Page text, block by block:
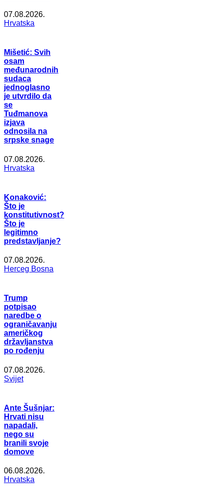
07.08.2026.
Hrvatska
Mišetić: Svih
osam
međunarodnih
sudaca
jednoglasno
je utvrdilo da
se
Tuđmanova
izjava
odnosila na
srpske snage
07.08.2026.
Hrvatska
Konaković:
Što je
konstitutivnost?
Što je
legitimno
predstavljanje?
07.08.2026.
Herceg Bosna
Trump
potpisao
naredbe o
ograničavanju
američkog
državljanstva
po rođenju
07.08.2026.
Svijet
Ante Šušnjar:
Hrvati nisu
napadali,
nego su
branili svoje
domove
06.08.2026.
Hrvatska